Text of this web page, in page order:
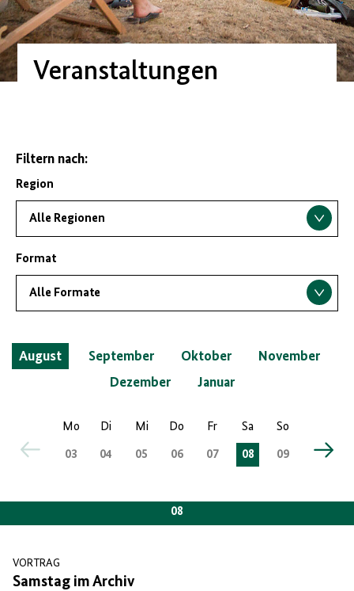
Veranstaltungen
Filtern nach:
Region
Format
August September Oktober
November
Dezember
Januar
Mo
03
Di
04
Mi
05
Do
06
Fr
07
Sa
08
So
09 10
Mittwoch
08
VORTRAG
Samstag im Archiv